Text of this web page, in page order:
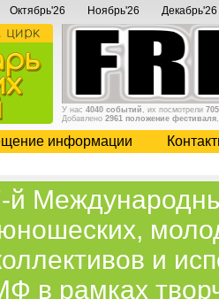
Октябрь'26 Ноябрь'26 Декабрь'26
У нас 4040 событий , их посмотрели
Добавлено 2961 положение фестиваля
информации
й
и
в рамках